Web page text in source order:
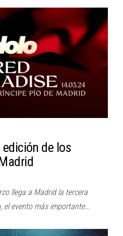
de los
llega a Madrid la tercera
el evento más importante…